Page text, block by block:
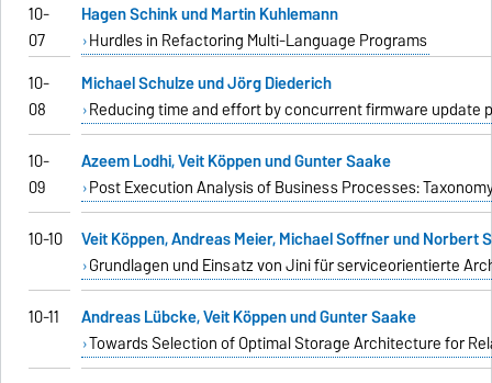
10-
07
Hagen Schink und Martin Kuhlemann
Hurdles in Refactoring Multi-Language Programs
10-
08
Michael Schulze und Jörg Diederich
Reducing time and effort by concurrent firmware update
10-
09
Azeem Lodhi, Veit Köppen und Gunter Saake
Post Execution Analysis of Business Processes:
10-10
Veit Köppen, Andreas Meier, Michael Soffner und Norbert
Grundlagen und Einsatz von Jini für serviceorientierte
10-11
Andreas Lübcke, Veit Köppen und Gunter Saake
Towards Selection of Optimal Storage Architecture for